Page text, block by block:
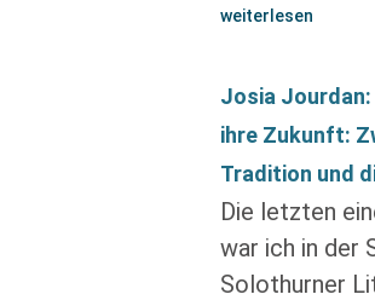
weiterlesen
Josia
ihre Zukunft:
Tradition und
Die letzten
war ich in der
Solothurner